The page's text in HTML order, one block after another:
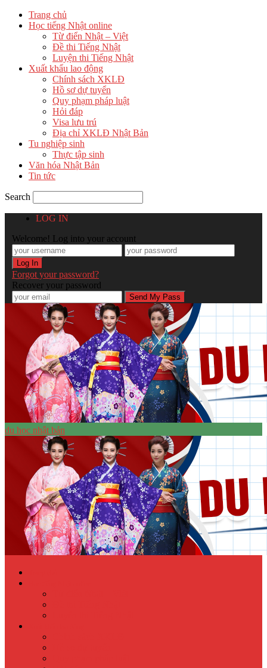
Trang chủ
Học tiếng Nhật online
Từ điển Nhật – Việt
Đề thi Tiếng Nhật
Luyện thi Tiếng Nhật
Xuất khẩu lao động
Chính sách XKLĐ
Hồ sơ dự tuyển
Quy phạm pháp luật
Hỏi đáp
Visa lưu trú
Địa chỉ XKLĐ Nhật Bản
Tu nghiệp sinh
Thực tập sinh
Văn hóa Nhật Bản
Tin tức
Search
LOG IN
Welcome! Log into your account
Forgot your password?
Recover your password
du học nhật bản